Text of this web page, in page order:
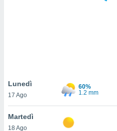
per
Lunedì
17 Ago
60%
1.2 mm
Martedì
18 Ago